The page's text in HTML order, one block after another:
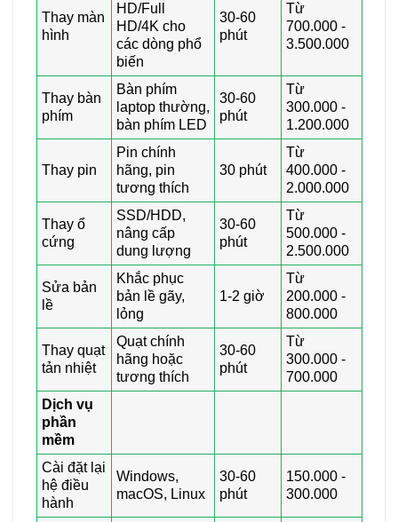
Thay màn
hình
HD/Full
HD/4K cho
các dòng phổ
biến
30-60
phút
Từ
700.000 -
3.500.000
Thay bàn
phím
Bàn phím
laptop thường,
bàn phím LED
30-60
phút
Từ
300.000 -
1.200.000
Thay pin
Pin chính
hãng, pin
tương thích
30 phút
Từ
400.000 -
2.000.000
Thay ổ
cứng
SSD/HDD,
nâng cấp
dung lượng
30-60
phút
Từ
500.000 -
2.500.000
Sửa bản
lề
Khắc phục
bản lề gãy,
lỏng
1-2 giờ
Từ
200.000 -
800.000
Thay quạt
tản nhiệt
Quạt chính
hãng hoặc
tương thích
30-60
phút
Từ
300.000 -
700.000
Dịch vụ
phần
mềm
Cài đặt lại
hệ điều
hành
Windows,
macOS, Linux
30-60
phút
150.000 -
300.000